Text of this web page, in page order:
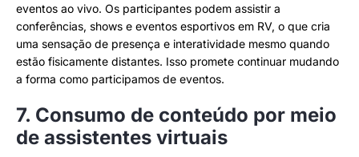
eventos ao vivo. Os participantes podem assistir a
conferências, shows e eventos esportivos em RV, o que cria
uma sensação de presença e interatividade mesmo quando
estão fisicamente distantes. Isso promete continuar mudando
a forma como participamos de eventos.
7. Consumo de conteúdo por meio
de assistentes virtuais